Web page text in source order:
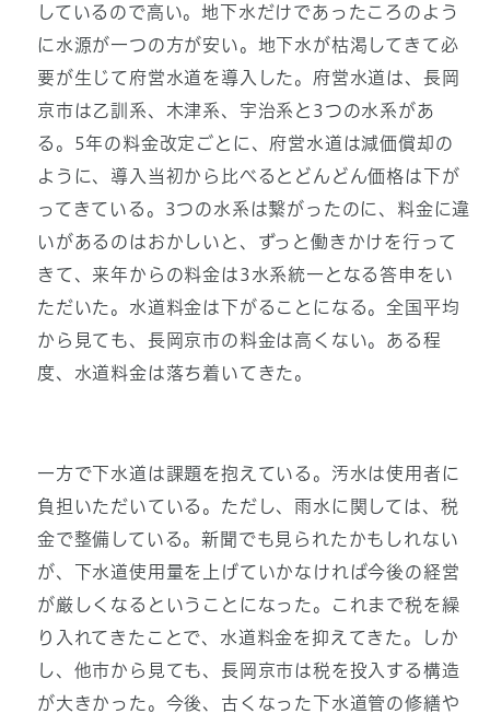
しているので高い。地下水だけであったころのよう
に水源が一つの方が安い。地下水が枯渇してきて必
要が生じて府営水道を導入した。府営水道は、長岡
京市は乙訓系、木津系、宇治系と3つの水系があ
る。5年の料金改定ごとに、府営水道は減価償却の
ように、導入当初から比べるとどんどん価格は下が
ってきている。3つの水系は繋がったのに、料金に違
いがあるのはおかしいと、ずっと働きかけを行って
きて、来年からの料金は3水系統一となる答申をい
ただいた。水道料金は下がることになる。全国平均
から見ても、長岡京市の料金は高くない。ある程
度、水道料金は落ち着いてきた。
一方で下水道は課題を抱えている。汚水は使用者に
負担いただいている。ただし、雨水に関しては、税
金で整備している。新聞でも見られたかもしれない
が、下水道使用量を上げていかなければ今後の経営
が厳しくなるということになった。これまで税を繰
り入れてきたことで、水道料金を抑えてきた。しか
し、他市から見ても、長岡京市は税を投入する構造
が大きかった。今後、古くなった下水道管の修繕や